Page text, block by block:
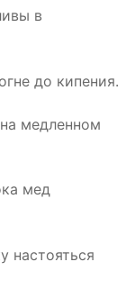
в
до кипения.
медленном
мед
настояться